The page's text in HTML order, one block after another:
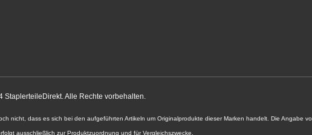
StaplerteileDirekt. Alle Rechte vorbehalten.
nicht, dass es sich bei den aufgeführten Artikeln um Originalprodukte dieser Marken handelt. Die Angabe
ausschließlich zur Produktzuordnung und für Vergleichszwecke.